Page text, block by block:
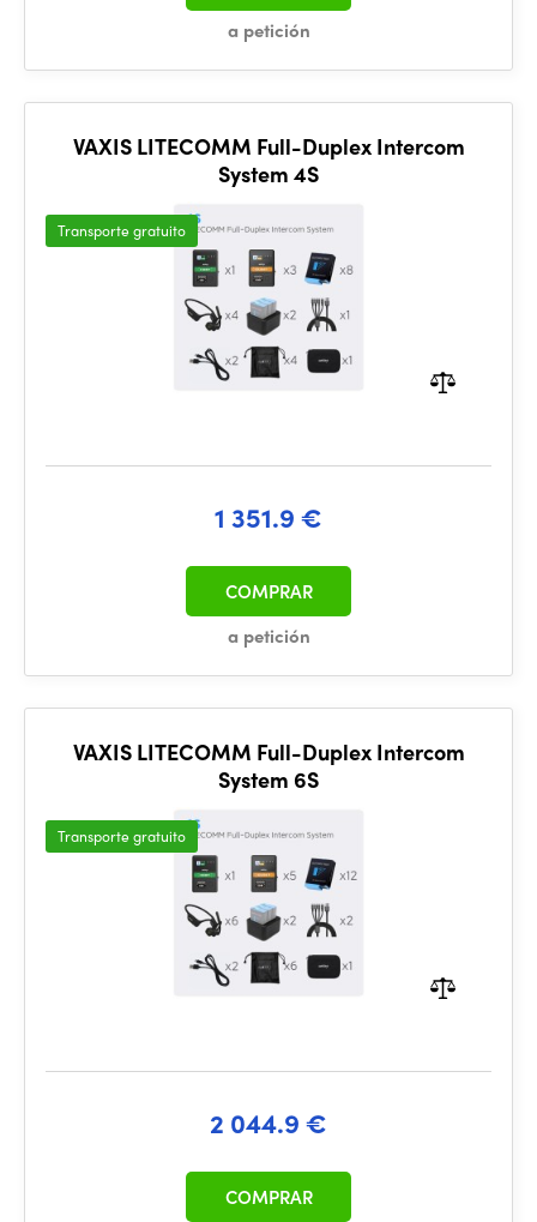
a petición
VAXIS LITECOMM Full-Duplex Intercom
System 4S
Transporte gratuito
1 351.9 €
a petición
COMPRAR
VAXIS LITECOMM Full-Duplex Intercom
System 6S
Transporte gratuito
2 044.9 €
COMPRAR